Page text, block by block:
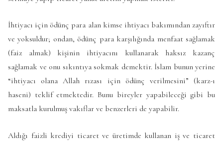
İhtiyacı için ödünç para alan kimse ihtiyacı bakımından zayıftır
ve yoksuldur; ondan, ödünç para karşılığında menfaat sağlamak
(faiz almak) kişinin ihtiyacını kullanarak haksız kazanç
sağlamak ve onu sıkıntıya sokmak demektir. İslam bunun yerine
“ihtiyacı olana Allah rızası için ödünç verilmesini” (karz-ı
haseni) teklif etmektedir. Bunu bireyler yapabileceği gibi bu
maksatla kurulmuş vakıflar ve benzerleri de yapabilir.
Aldığı faizli krediyi ticaret ve üretimde kullanan iş ve ticaret